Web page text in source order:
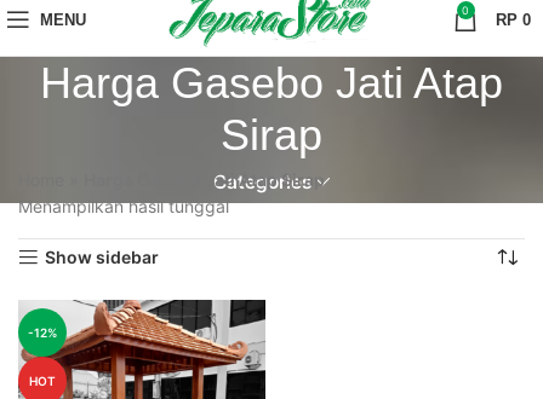
MENU 0 RP 0
Harga Gasebo Jati Atap
Sirap
Categories
Harga Gasebo Jati Atap Sirap
Menampilkan hasil tunggal
Show sidebar
-12%
HOT